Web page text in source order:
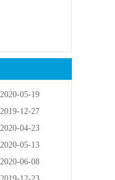
2020-05-19
2019-12-27
2020-04-23
2020-05-13
2020-06-08